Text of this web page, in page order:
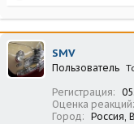
а
к
ц
и
и
SMV
Пользователь
Регистрация
Оценка реакций
Город
Россия,